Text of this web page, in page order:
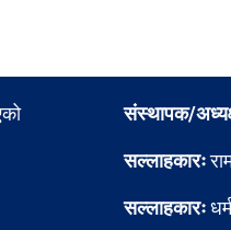
संस्थापक/
सल्लाहकारः
सल्लाहकारः